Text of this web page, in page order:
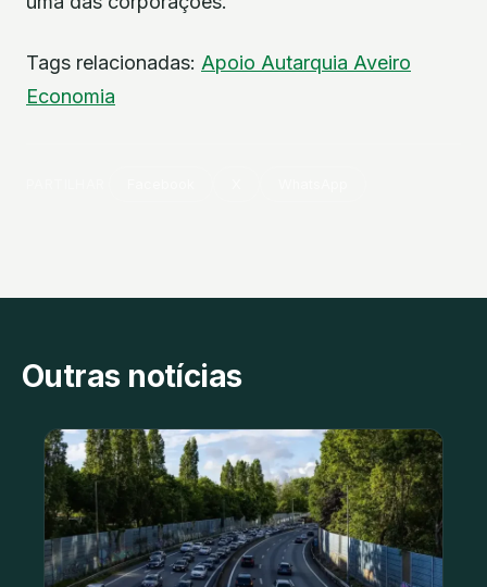
Tags relacionadas: Apoio Autarquia Aveiro
Economia
Outras notícias